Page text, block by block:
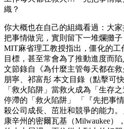
織？
你大概也在自己的組織看過：大
把事情做完，實則留下一堆爛攤子
MIT麻省理工教授指出，僵化的
目標，甚至常會為了推動進度而
文節錄自《為什麼主管每天都在
朋寧、祁富彤 本文目錄（點擊可
「救火陷阱」當救火成為「生存
停滯的「救火陷阱」 「『先把事
殺公司成長、茁壯和競爭的能力
康辛州的密爾瓦基（Milwaukee）